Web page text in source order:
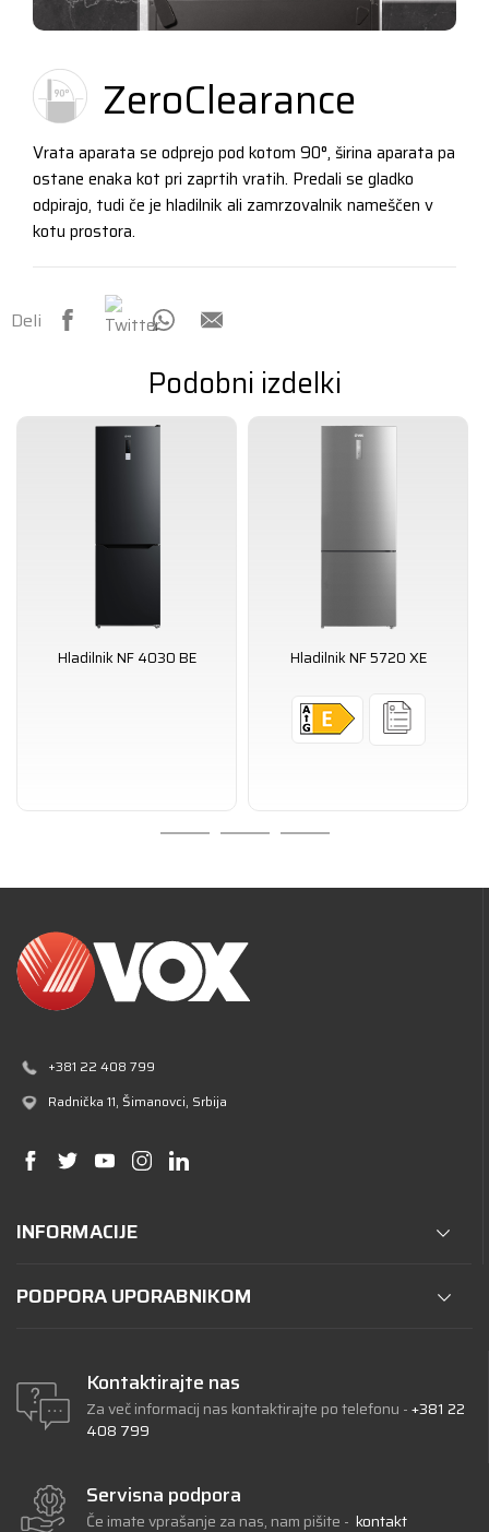
ZeroClearance
Vrata aparata se odprejo pod kotom 90°, širina aparata pa
ostane enaka kot pri zaprtih vratih. Predali se gladko
odpirajo, tudi če je hladilnik ali zamrzovalnik nameščen v
kotu prostora.
Deli
Podobni izdelki
Hladilnik NF 4030 BE Hladilnik NF 5720 XE
+381 22 408 799
Radnička 11, Šimanovci, Srbija
INFORMACIJE
PODPORA UPORABNIKOM
Kontaktirajte nas
Za več informacij nas kontaktirajte po telefonu -+381 22
408 799
Servisna podpora
Če imate vprašanje za nas, nam pišite - kontakt